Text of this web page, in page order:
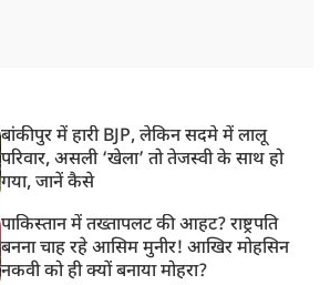
बांकीपुर में हारी BJP, लेकिन सदमे में लालू
परिवार, असली ‘खेला’ तो तेजस्वी के साथ हो
गया, जानें कैसे
पाकिस्तान में तख्तापलट की आहट? राष्ट्रपति
बनना चाह रहे आसिम मुनीर! आखिर मोहसिन
नकवी को ही क्यों बनाया मोहरा?